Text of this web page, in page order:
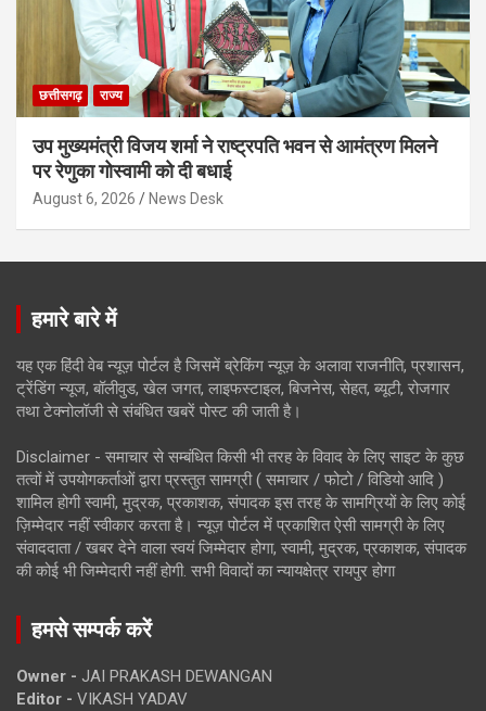
छत्तीसगढ़ राज्य
उप मुख्यमंत्री विजय शर्मा ने राष्ट्रपति भवन से आमंत्रण मिलने
पर रेणुका गोस्वामी को दी बधाई
August 6, 2026 News Desk
हमारे बारे में
यह एक हिंदी वेब न्यूज़ पोर्टल है जिसमें ब्रेकिंग न्यूज़ के अलावा राजनीति, प्रशासन,
ट्रेंडिंग न्यूज, बॉलीवुड, खेल जगत, लाइफस्टाइल, बिजनेस, सेहत, ब्यूटी, रोजगार
तथा टेक्नोलॉजी से संबंधित खबरें पोस्ट की जाती है।
Disclaimer - समाचार से सम्बंधित किसी भी तरह के विवाद के लिए साइट के कुछ
तत्वों में उपयोगकर्ताओं द्वारा प्रस्तुत सामग्री ( समाचार / फोटो / विडियो आदि )
शामिल होगी स्वामी, मुद्रक, प्रकाशक, संपादक इस तरह के सामग्रियों के लिए कोई
ज़िम्मेदार नहीं स्वीकार करता है। न्यूज़ पोर्टल में प्रकाशित ऐसी सामग्री के लिए
संवाददाता / खबर देने वाला स्वयं जिम्मेदार होगा, स्वामी, मुद्रक, प्रकाशक, संपादक
की कोई भी जिम्मेदारी नहीं होगी. सभी विवादों का न्यायक्षेत्र रायपुर होगा
हमसे सम्पर्क करें
Owner - JAI PRAKASH DEWANGAN
Editor - VIKASH YADAV